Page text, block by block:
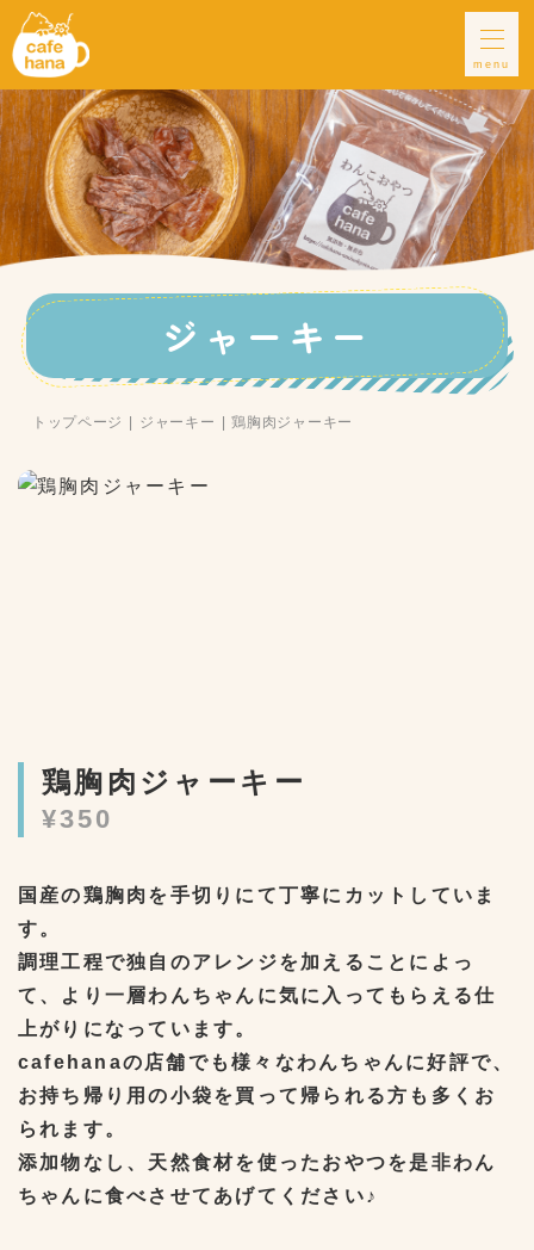
ジャーキー
menu
トップページ ジャーキー 鶏胸肉ジャーキー
鶏胸肉ジャーキー
¥350
国産の鶏胸肉を手切りにて丁寧にカットしていま
す。
調理工程で独自のアレンジを加えることによっ
て、より一層わんちゃんに気に入ってもらえる仕
上がりになっています。
cafehanaの店舗でも様々なわんちゃんに好評で、
お持ち帰り用の小袋を買って帰られる方も多くお
られます。
添加物なし、天然食材を使ったおやつを是非わん
ちゃんに食べさせてあげてください♪